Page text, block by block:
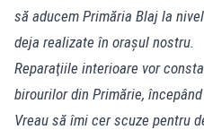
să aducem Primăria Blaj la
deja realizate în oraşul nostru.
Reparaţiile interioare vor
birourilor din Primărie,
Vreau să îmi cer scuze pentru